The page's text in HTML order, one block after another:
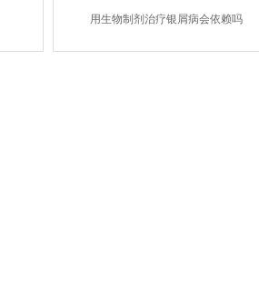
用生物制剂治疗银屑病会依赖吗